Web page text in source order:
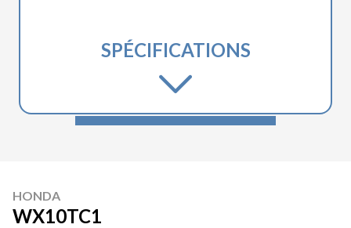
SPÉCIFICATIONS
HONDA
WX10TC1